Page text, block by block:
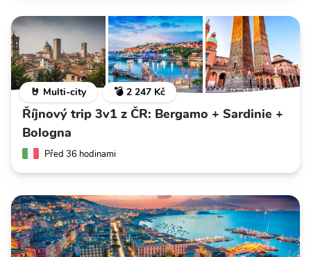
🤘 Multi-city 💣 2 247 Kč
Říjnový trip 3v1 z ČR: Bergamo + Sardinie +
Bologna
Před 36 hodinami